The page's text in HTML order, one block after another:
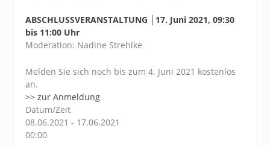
ABSCHLUSSVERANSTALTUNG │17. Juni 2021, 09:30
bis 11:00 Uhr
Moderation: Nadine Strehlke
Melden Sie sich noch bis zum 4. Juni 2021 kostenlos
an.
>> zur Anmeldung
Datum/Zeit
08.06.2021 - 17.06.2021
00:00